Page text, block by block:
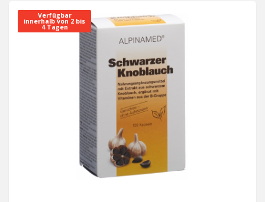
Verfügbar
innerhalb von 2 bis
4 Tagen